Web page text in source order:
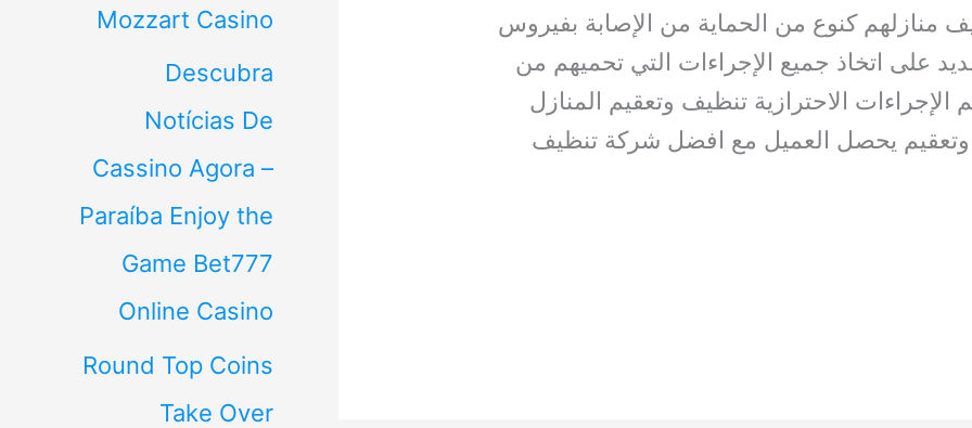
منازلهم كنوع من الحماية من الإصابة بفيروس
على اتخاذ جميع الإجراءات التي تحميهم من
الاحترازية تنظيف وتعقيم المنازل
يحصل العميل مع افضل شركة تنظيف
Mozzart Casino
Descubra
Notícias De
Cassino Agora –
Paraíba Enjoy the
Game Bet777
Online Casino
Round Top Coins
Take Over